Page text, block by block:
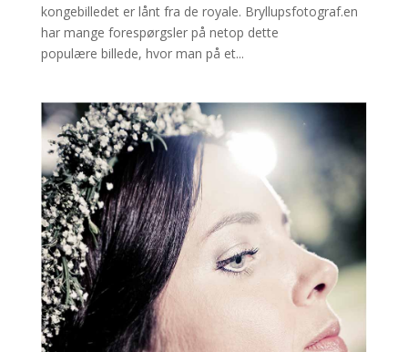
kongebilledet er lånt fra de royale. Bryllupsfotograf.en
har mange forespørgsler på netop dette
populære billede, hvor man på et...